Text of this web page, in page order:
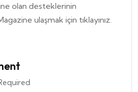
olan desteklerinin
ulaşmak için tıklayınız.